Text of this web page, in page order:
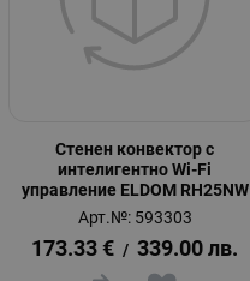
Стенен конвектор с
интелигентно Wi-Fi
управление ELDOM RH25NW
Арт.№: 593303
173.33 € / 339.00 лв.